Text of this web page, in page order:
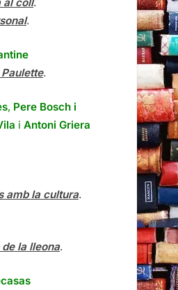
.
.
, Pere Bosch i
i Antoni Griera
amb la cultura.
la lleona.